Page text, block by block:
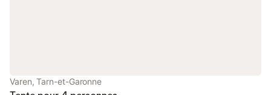
Varen, Tarn-et-Garonne